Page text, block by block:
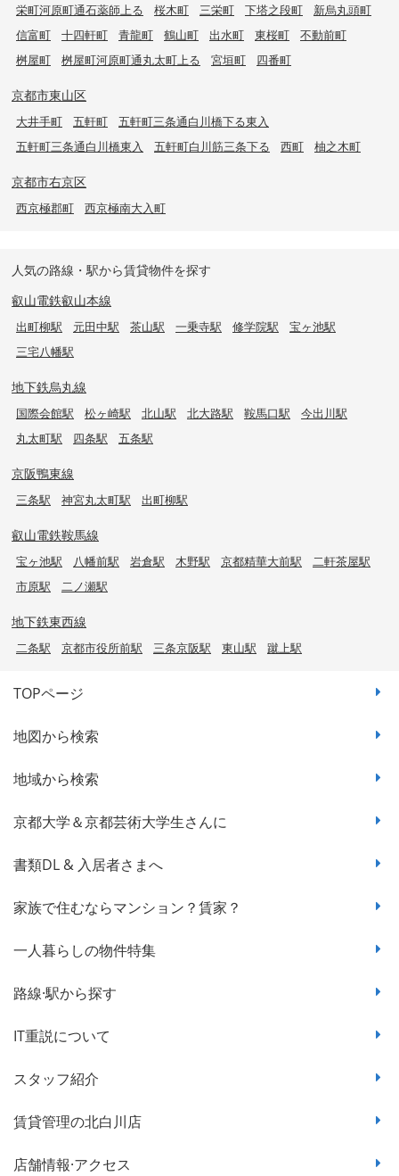
栄町河原町通石薬師上る
桜木町 三栄町 下塔之段町
新烏丸頭町
信富町
十四軒町 青龍町 鶴山町 出水町 東桜町
不動前町
桝屋町
桝屋町河原町通丸太町上る 宮垣町 四番町
京都市東山区
大井手町 五軒町
五軒町三条通白川橋下る東入
五軒町三条通白川橋東入
五軒町白川筋三条下る 西町 柚之木町
京都市右京区
西京極郡町 西京極南大入町
人気の路線・駅から賃貸物件を探す
叡山電鉄叡山本線
出町柳駅 元田中駅 茶山駅 一乗寺駅 修学院駅
宝ヶ池駅
三宅八幡駅
地下鉄烏丸線
国際会館駅 松ヶ崎駅 北山駅 北大路駅 鞍馬口駅
今出川駅
丸太町駅
四条駅 五条駅
京阪鴨東線
三条駅 神宮丸太町駅 出町柳駅
叡山電鉄鞍馬線
宝ヶ池駅 八幡前駅 岩倉駅 木野駅 京都精華大前駅
二軒茶屋駅
市原駅
二ノ瀬駅
地下鉄東西線
二条駅 京都市役所前駅 三条京阪駅 東山駅 蹴上駅
TOPページ
地図から検索
地域から検索
京都大学＆京都芸術大学生さんに
書類DL & 入居者さまへ
家族で住むならマンション？賃家？
一人暮らしの物件特集
路線·駅から探す
IT重説について
スタッフ紹介
賃貸管理の北白川店
店舗情報·アクセス